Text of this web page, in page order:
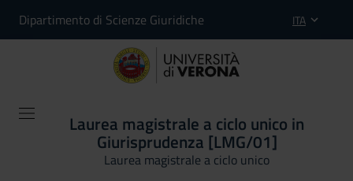
Dipartimento di Scienze Giuridiche ITA
Laurea magistrale a ciclo unico in
Giurisprudenza [LMG/01]
Laurea magistrale a ciclo unico